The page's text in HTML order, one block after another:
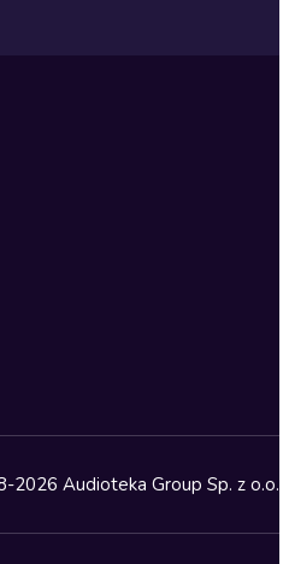
2026 Audioteka Group Sp. z o.o.